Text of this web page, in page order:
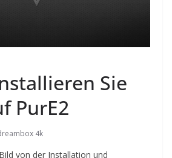
Sie
PurE2
4k
Bild von der Installation und